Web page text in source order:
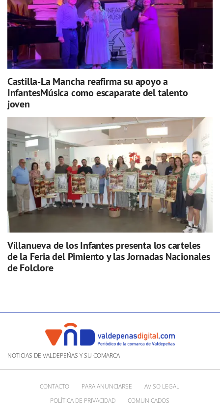
Castilla-La Mancha reafirma su apoyo a
InfantesMúsica como escaparate del talento
joven
Villanueva de los Infantes presenta los carteles
de la Feria del Pimiento y las Jornadas Nacionales
de Folclore
NOTICIAS DE VALDEPEÑAS Y SU COMARCA
CONTACTO PARA ANUNCIARSE
AVISO LEGAL
POLÍTICA DE PRIVACIDAD
COMUNICADOS